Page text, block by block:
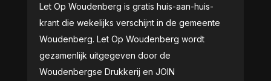
Let Op Woudenberg is gratis huis-aan-huis-
krant die wekelijks verschijnt in de gemeente
Woudenberg. Let Op Woudenberg wordt
gezamenlijk uitgegeven door de
Woudenbergse Drukkerij en JOIN